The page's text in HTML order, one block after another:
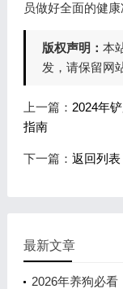
员做好全面的健康
版权声明： 本
发，请保留网
上一篇： 2024年
指南
下一篇： 返回列表
最新文章
2026年养狗必